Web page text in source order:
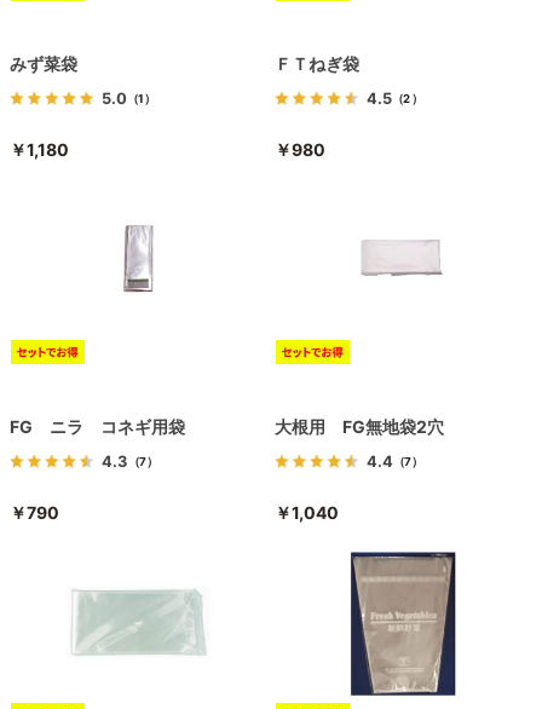
みず菜袋
5.0 （1）
￥1,180
ＦＴねぎ袋
4.5（2）
￥980
FG ニラ コネギ用袋
4.3 （7）
￥790
大根用 FG無地袋2穴
4.4 （7）
￥1,040